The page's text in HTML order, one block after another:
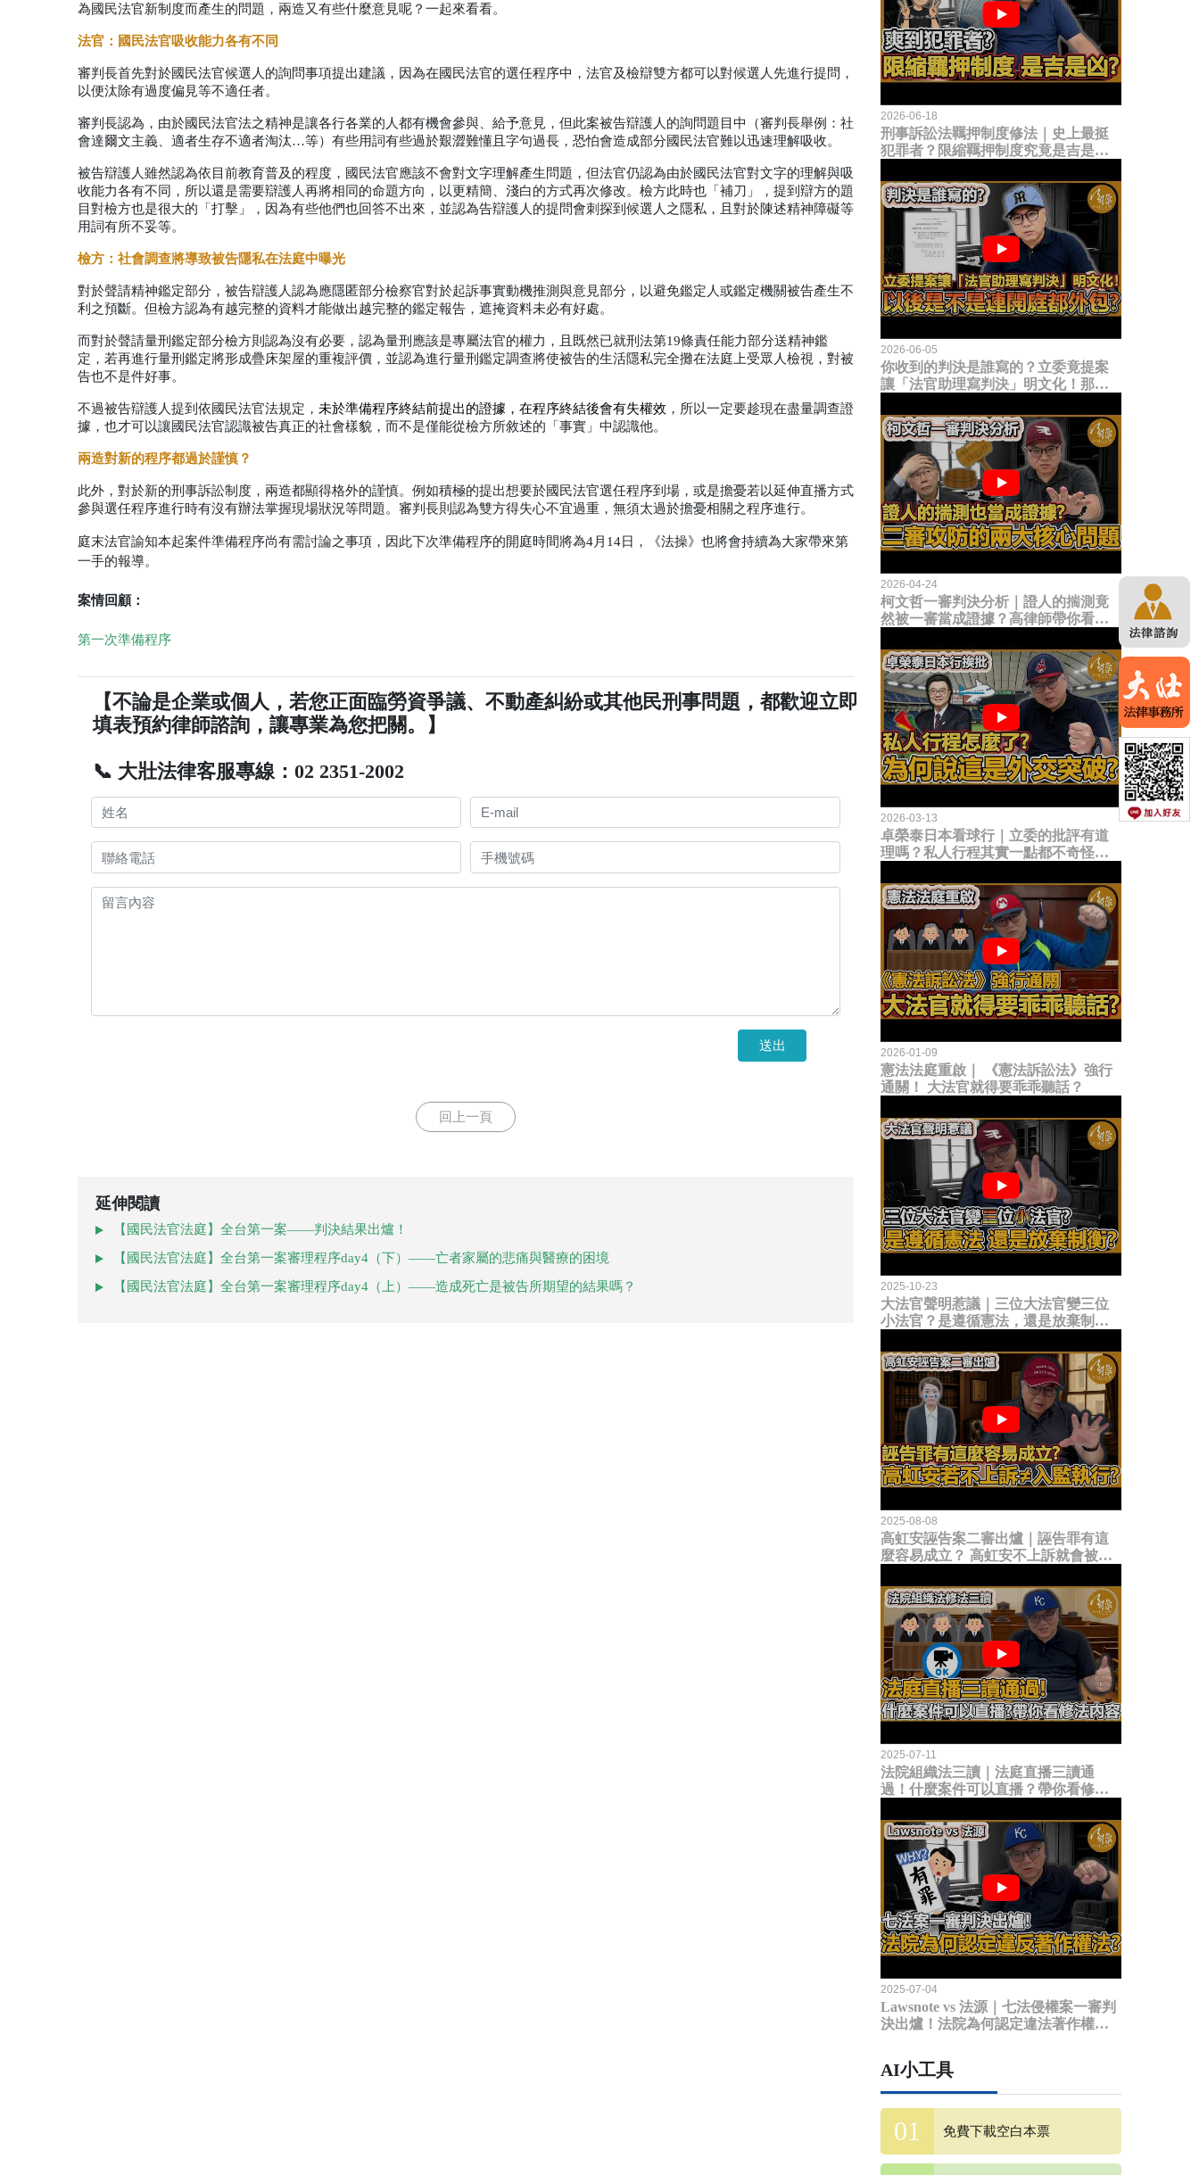
為國民法官新制度而產生的問題，兩造又有些什麼意見呢？一起來看看。
法官：國民法官吸收能力各有不同
審判長首先對於國民法官候選人的詢問事項提出建議，因為在國民法官的選任程序中，法官及檢辯雙方都可以對候選人先進行提問，
以便汰除有過度偏見等不適任者。
審判長認為，由於國民法官法之精神是讓各行各業的人都有機會參與、給予意見，但此案被告辯護人的詢問題目中（審判長舉例：社
會達爾文主義、適者生存不適者淘汰…等）有些用詞有些過於艱澀難懂且字句過長，恐怕會造成部分國民法官難以迅速理解吸收。
被告辯護人雖然認為依目前教育普及的程度，國民法官應該不會對文字理解產生問題，但法官仍認為由於國民法官對文字的理解與吸
收能力各有不同，所以還是需要辯護人再將相同的命題方向，以更精簡、淺白的方式再次修改。檢方此時也「補刀」，提到辯方的題
目對檢方也是很大的「打擊」，因為有些他們也回答不出來，並認為告辯護人的提問會刺探到候選人之隱私，且對於陳述精神障礙等
用詞有所不妥等。
檢方：社會調查將導致被告隱私在法庭中曝光
對於聲請精神鑑定部分，被告辯護人認為應隱匿部分檢察官對於起訴事實動機推測與意見部分，以避免鑑定人或鑑定機關被告產生不
利之預斷。但檢方認為有越完整的資料才能做出越完整的鑑定報告，遮掩資料未必有好處。
而對於聲請量刑鑑定部分檢方則認為沒有必要，認為量刑應該是專屬法官的權力，且既然已就刑法第19條責任能力部分送精神鑑
定，若再進行量刑鑑定將形成疊床架屋的重複評價，並認為進行量刑鑑定調查將使被告的生活隱私完全攤在法庭上受眾人檢視，對被
告也不是件好事。
不過被告辯護人提到依國民法官法規定， 未於準備程序終結前提出的證據，在程序終結後會有失權效 ，所以一定要趁現在盡量調查證
據，也才可以讓國民法官認識被告真正的社會樣貌，而不是僅能從檢方所敘述的「事實」中認識他。
兩造對新的程序都過於謹慎？
此外，對於新的刑事訴訟制度，兩造都顯得格外的謹慎。例如積極的提出想要於國民法官選任程序到場，或是擔憂若以延伸直播方式
參與選任程序進行時有沒有辦法掌握現場狀況等問題。審判長則認為雙方得失心不宜過重，無須太過於擔憂相關之程序進行。
庭末法官諭知本起案件準備程序尚有需討論之事項，因此下次準備程序的開庭時間將為4月 14日，《法操》也將會持續為大家帶來第
一手的報導。
案情回顧：
第一次準備程序
【不論是企業或個人，若您正面臨勞資爭議、不動產糾紛或其他民刑事問題，都歡迎立即
填表預約律師諮詢，讓專業為您把關。】
📞 大壯法律客服專線：02 2351-2002
送出
回上一頁
延伸閱讀
【國民法官法庭】全台第一案——判決結果出爐！
【國民法官法庭】全台第一案審理程序day4（下）——亡者家屬的悲痛與醫療的困境
【國民法官法庭】全台第一案審理程序day4（上）——造成死亡是被告所期望的結果嗎？
2026-06-18
刑事訴訟法羈押制度修法｜史上最挺
犯罪者？限縮羈押制度究竟是吉是
2026-06-05
你收到的判決是誰寫的？立委竟提案
讓「法官助理寫判決」明文化！那以
2026-04-24
柯文哲一審判決分析｜證人的揣測竟
然被一審當成證據？高律師帶你看未
2026-03-13
卓榮泰日本看球行｜立委的批評有道
理嗎？私人行程其實一點都不奇怪？
2026-01-09
憲法法庭重啟｜ 《憲法訴訟法》強行
通關！ 大法官就得要乖乖聽話？
2025-10-23
大法官聲明惹議｜三位大法官變三位
小法官？是遵循憲法，還是放棄制衡
2025-08-08
高虹安誣告案二審出爐｜誣告罪有這
麼容易成立？ 高虹安不上訴就會被
2025-07-11
法院組織法三讀｜法庭直播三讀通
過！什麼案件可以直播？帶你看修法
2025-07-04
Lawsnote vs 法源｜七法侵權案一審判
決出爐！法院為何認定違法著作權
AI小工具
免費下載空白本票